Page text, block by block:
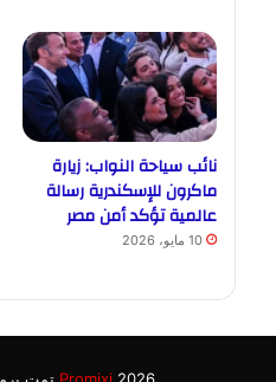
نائب سياحة النواب: زيارة
ماكرون للإسكندرية رسالة
عالمية تؤكد أمن مصر
10 مايو، 2026
Promixi2026 تمت برمجة الموقع بواسطة